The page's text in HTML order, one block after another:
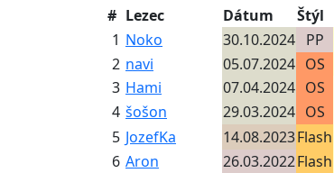
# Lezec Dátum Štýl
1 Noko 30.10.2024 PP
2 navi 05.07.2024 OS
3 Hami 07.04.2024 OS
4 šošon 29.03.2024 OS
5 JozefKa 14.08.2023Flash
6 Aron 26.03.2022Flash